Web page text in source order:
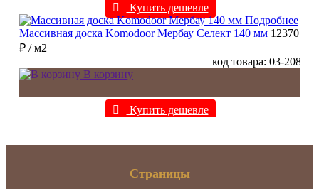
Купить дешевле
Подробнее
Массивная доска Komodoor Мербау Селект 140 мм 12370
₽ / м2
код товара: 03-208
В корзину
Купить дешевле
Страницы